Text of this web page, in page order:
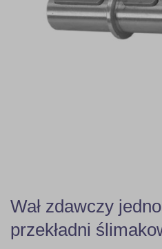
Wał zdawczy
przekładni